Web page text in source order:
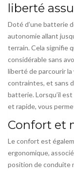
liberté
Doté d’une batterie
autonomie allant
terrain. Cela signifie
considérable sans
liberté de parcourir la
contraintes, et sans
batterie. Lorsqu’il
et rapide, vous
Confort et
Le confort est
ergonomique,
position de conduite